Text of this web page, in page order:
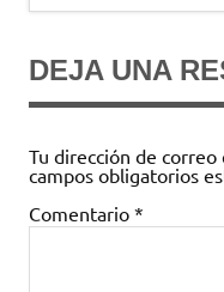
DEJA UNA
Tu dirección de correo
campos obligatorios
Comentario *